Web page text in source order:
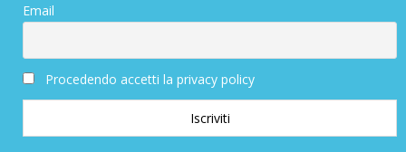
Email
Procedendo accetti la privacy policy